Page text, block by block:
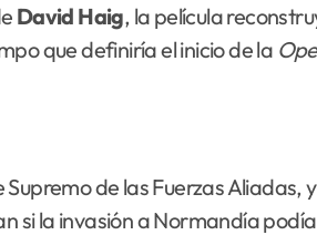
David Haig, la película
que definiría el inicio de la
de las Fuerzas
si la invasión a Normandía